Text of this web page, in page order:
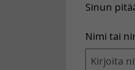
Sinun
Nimi tai